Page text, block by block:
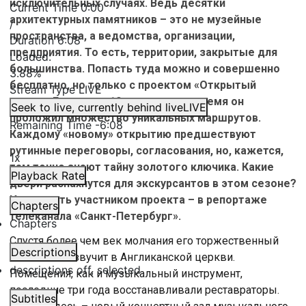
Current Time0:00
/
Duration6:08
Loaded:
3.88%
Stream TypeLIVE
Seek to live, currently behind liveLIVE
Remaining Time-6:08
1x
Playback Rate
Chapters
Chapters
Descriptions
descriptions off, selected
Subtitles
исключительных случаях. Ведь десятки
архитектурных памятников – это не музейные
пространства, а ведомства, организации,
предприятия. То есть, территории, закрытые для
большинства. Попасть туда можно и совершенно
бесплатно, но только с проектом «Открытый
город». Ему – уже 10 лет, и за это время он
проложил множество уникальных маршрутов.
Каждому «новому» открытию предшествуют
рутинные переговоры, согласования, но, кажется,
там точно знают тайну золотого ключика. Какие
двери распахнутся для экскурсантов в этом сезоне?
И как стать участником проекта – в репортаже
телеканала «Санкт-Петербург».
Спустя более чем век молчания его торжественный
голос снова звучит в Англиканской церкви.
Помещения, как и музыкальный инструмент,
последние три года восстанавливали реставраторы.